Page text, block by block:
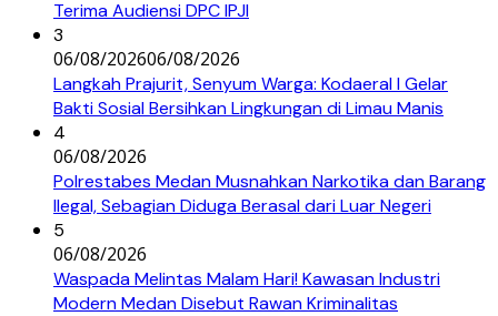
Terima Audiensi DPC IPJI
3
06/08/202606/08/2026
Langkah Prajurit, Senyum Warga: Kodaeral I Gelar
Bakti Sosial Bersihkan Lingkungan di Limau Manis
4
06/08/2026
Polrestabes Medan Musnahkan Narkotika dan Barang
Ilegal, Sebagian Diduga Berasal dari Luar Negeri
5
06/08/2026
Waspada Melintas Malam Hari! Kawasan Industri
Modern Medan Disebut Rawan Kriminalitas